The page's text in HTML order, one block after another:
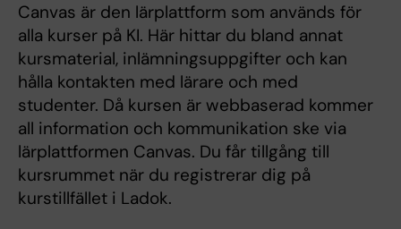
Canvas är den lärplattform som används för
alla kurser på KI. Här hittar du bland annat
kursmaterial, inlämningsuppgifter och kan
hålla kontakten med lärare och med
studenter. Då kursen är webbaserad kommer
all information och kommunikation ske via
lärplattformen Canvas. Du får tillgång till
kursrummet när du registrerar dig på
kurstillfället i Ladok.